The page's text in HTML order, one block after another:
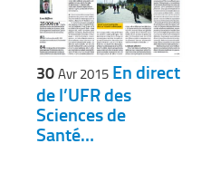
30Avr 2015 En direct
de l’UFR des
Sciences de
Santé…